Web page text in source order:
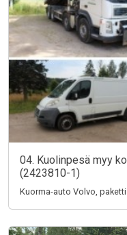
04. Kuolinpesä myy
(2423810-1)
Kuorma-auto Volvo,